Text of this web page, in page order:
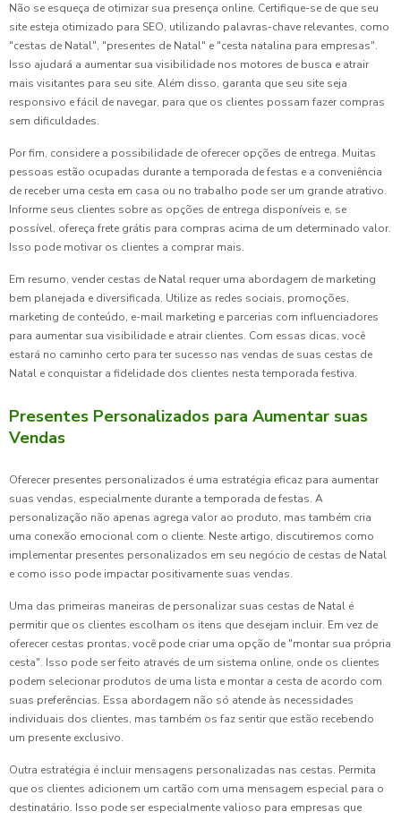
Não se esqueça de otimizar sua presença online. Certifique-se de que seu
site esteja otimizado para SEO, utilizando palavras-chave relevantes, como
"cestas de Natal", "presentes de Natal" e "cesta natalina para empresas".
Isso ajudará a aumentar sua visibilidade nos motores de busca e atrair
mais visitantes para seu site. Além disso, garanta que seu site seja
responsivo e fácil de navegar, para que os clientes possam fazer compras
sem dificuldades.
Por fim, considere a possibilidade de oferecer opções de entrega. Muitas
pessoas estão ocupadas durante a temporada de festas e a conveniência
de receber uma cesta em casa ou no trabalho pode ser um grande atrativo.
Informe seus clientes sobre as opções de entrega disponíveis e, se
possível, ofereça frete grátis para compras acima de um determinado valor.
Isso pode motivar os clientes a comprar mais.
Em resumo, vender cestas de Natal requer uma abordagem de marketing
bem planejada e diversificada. Utilize as redes sociais, promoções,
marketing de conteúdo, e-mail marketing e parcerias com influenciadores
para aumentar sua visibilidade e atrair clientes. Com essas dicas, você
estará no caminho certo para ter sucesso nas vendas de suas cestas de
Natal e conquistar a fidelidade dos clientes nesta temporada festiva.
Presentes Personalizados para Aumentar suas
Vendas
Oferecer presentes personalizados é uma estratégia eficaz para aumentar
suas vendas, especialmente durante a temporada de festas. A
personalização não apenas agrega valor ao produto, mas também cria
uma conexão emocional com o cliente. Neste artigo, discutiremos como
implementar presentes personalizados em seu negócio de cestas de Natal
e como isso pode impactar positivamente suas vendas.
Uma das primeiras maneiras de personalizar suas cestas de Natal é
permitir que os clientes escolham os itens que desejam incluir. Em vez de
oferecer cestas prontas, você pode criar uma opção de "montar sua própria
cesta". Isso pode ser feito através de um sistema online, onde os clientes
podem selecionar produtos de uma lista e montar a cesta de acordo com
suas preferências. Essa abordagem não só atende às necessidades
individuais dos clientes, mas também os faz sentir que estão recebendo
um presente exclusivo.
Outra estratégia é incluir mensagens personalizadas nas cestas. Permita
que os clientes adicionem um cartão com uma mensagem especial para o
destinatário. Isso pode ser especialmente valioso para empresas que